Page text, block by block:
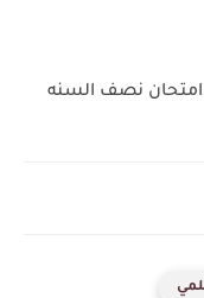
نصف السنه